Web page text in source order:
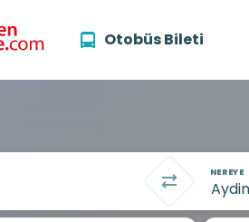
Otobüs Bileti
NEREYE